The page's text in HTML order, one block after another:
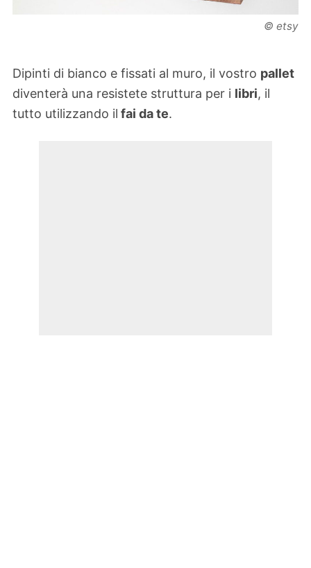
© etsy
Dipinti di bianco e fissati al muro, il vostro pallet
diventerà una resistete struttura per i libri, il
tutto utilizzando il fai da te.